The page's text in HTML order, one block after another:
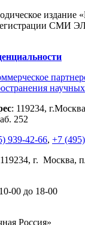
издание
СМИ
: 119234, г.Москва
252
939-42-66, +7
119234, г. Москва,
00 до 18-00
Россия»